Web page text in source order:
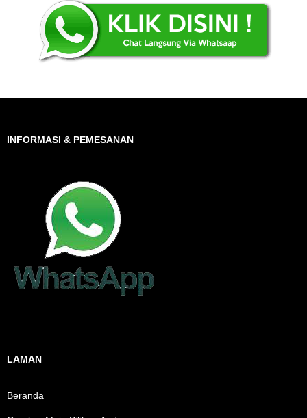
INFORMASI & PEMESANAN
LAMAN
Beranda